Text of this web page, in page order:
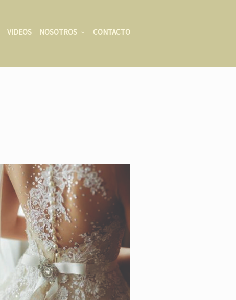
VIDEOS NOSOTROS CONTACTO